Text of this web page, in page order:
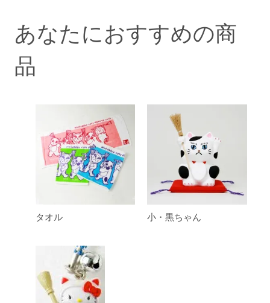
あなたにおすすめの商
品
タオル 小・黒ちゃん